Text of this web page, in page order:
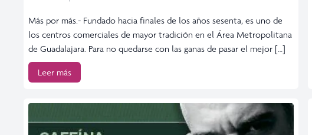
Más por más.- Fundado hacia finales de los años sesenta, es uno de
los centros comerciales de mayor tradición en el Área Metropolitana
de Guadalajara. Para no quedarse con las ganas de pasar el mejor […]
Leer más